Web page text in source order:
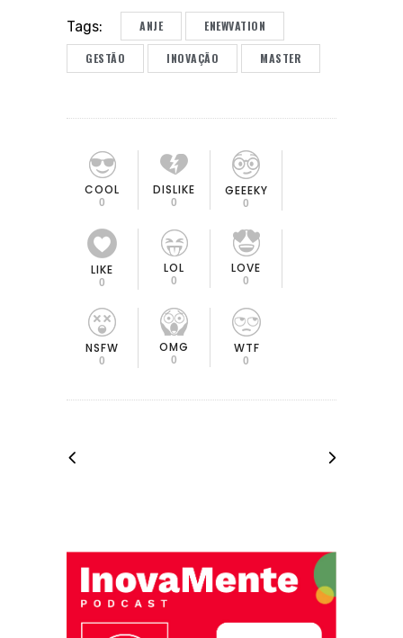
Tags: ANJE ENEWVATION
GESTÃO INOVAÇÃO MASTER
COOL
0
DISLIKE
0
GEEEKY
0
LIKE
0
LOL
0
LOVE
0
NSFW
0
OMG
0
WTF
0